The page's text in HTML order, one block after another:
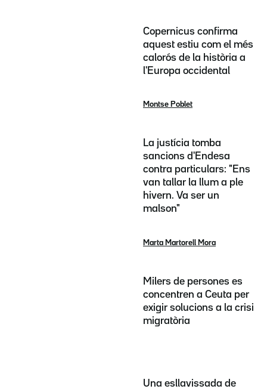
Copernicus confirma
aquest estiu com el més
calorós de la història a
l'Europa occidental
Montse Poblet
La justícia tomba
sancions d'Endesa
contra particulars: "Ens
van tallar la llum a ple
hivern. Va ser un
malson"
Marta Martorell Mora
Milers de persones es
concentren a Ceuta per
exigir solucions a la crisi
migratòria
Una esllavissada de